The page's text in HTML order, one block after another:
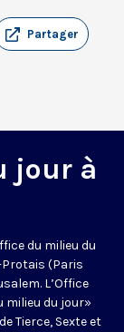
Partager
jour à
du milieu du
Protais (Paris
L’Office
milieu du jour»
Tierce, Sexte et